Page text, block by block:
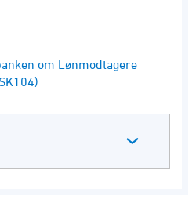
om Lønmodtagere